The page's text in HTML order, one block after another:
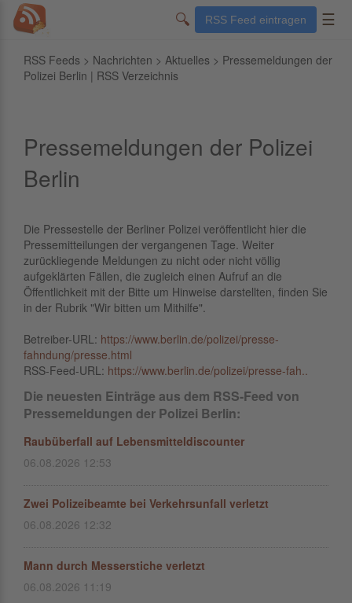
🔍 RSS Feed eintragen ☰
RSS Feeds > Nachrichten > Aktuelles > Pressemeldungen der
Polizei Berlin | RSS Verzeichnis
Pressemeldungen der Polizei
Berlin
Die Pressestelle der Berliner Polizei veröffentlicht hier die
Pressemitteilungen der vergangenen Tage. Weiter
zurückliegende Meldungen zu nicht oder nicht völlig
aufgeklärten Fällen, die zugleich einen Aufruf an die
Öffentlichkeit mit der Bitte um Hinweise darstellten, finden Sie
in der Rubrik "Wir bitten um Mithilfe".
Betreiber-URL: https://www.berlin.de/polizei/presse-
fahndung/presse.html
RSS-Feed-URL: https://www.berlin.de/polizei/presse-fah..
Die neuesten Einträge aus dem RSS-Feed von
Pressemeldungen der Polizei Berlin:
Raubüberfall auf Lebensmitteldiscounter
06.08.2026 12:53
Zwei Polizeibeamte bei Verkehrsunfall verletzt
06.08.2026 12:32
Mann durch Messerstiche verletzt
06.08.2026 11:19